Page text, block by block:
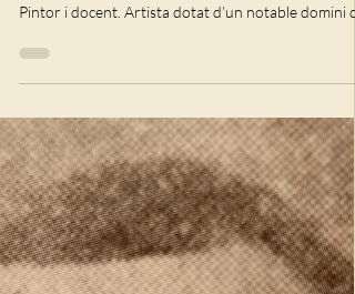
Arts plàstiques
VENDA DE QUADRES
D'ALFREDO CLAROS
Nota: les mesures s'indiquen sense comptar el marc.
Marxalenes, València, 23/X/1893–Sueca, 22/IV/
Pintor i docent. Artista dotat d’un notable domini
color i de la llum, l’obra de Claros ha esdevingut un
testimoni gràfic impagable per a conéixer allò que va
ser la nostra societat en la primera part del segle XX: